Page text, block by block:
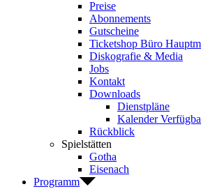
Preise
Abonnements
Gutscheine
Ticketshop Büro
Diskografie & Media
Jobs
Kontakt
Downloads
Dienstpläne
Kalender
Rückblick
Spielstätten
Gotha
Eisenach
Programm